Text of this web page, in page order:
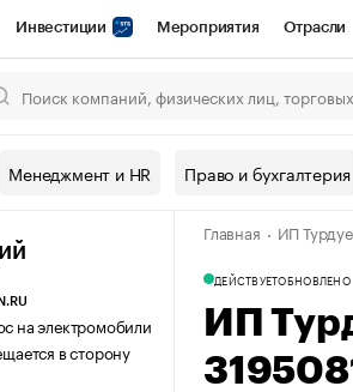
Инвестиции Мероприятия Отрасли
Конференции СПб Спецпроекты
Рынок наличной валюты
Менеджмент и HR Право и бухгалтерия
на электромобили
в сторону
Главная ИП
ДЕЙСТВУЕТОБНОВЛЕНО
ИП